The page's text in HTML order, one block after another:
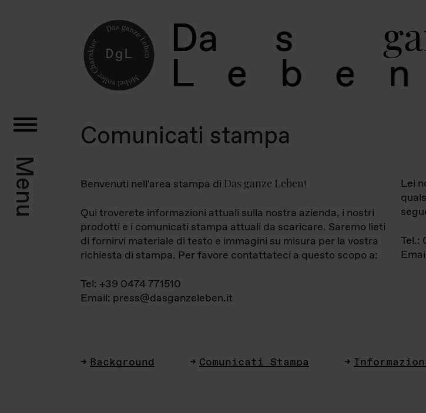
Da s
L e b e
Menu
Comunicati stampa
Benvenuti nell'area stampa di Das ganze Leben!
Qui troverete informazioni attuali sulla nostra azienda, i nostri
prodotti e i comunicati stampa attuali da scaricare. Saremo lieti
di fornirvi materiale di testo e immagini su misura per la vostra
richiesta di stampa. Per favore contattateci a questo scopo a:
Tel: +39 0474 771510
Email: press@dasganzeleben.it
Lei
Tel.:
Background Comunicati Stampa